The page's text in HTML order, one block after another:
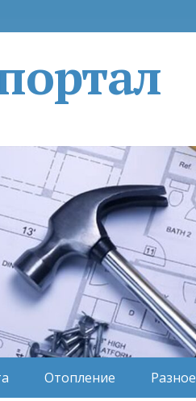
Отопление Разное